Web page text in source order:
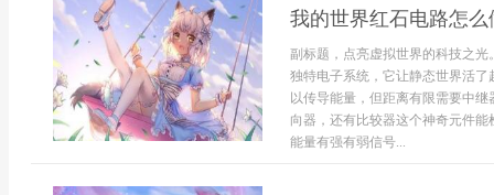
我的世界红石电路怎
副标题，点亮虚拟世界的科技之
独特电子系统，它让静态世界活
以传导能量，但距离有限需要中
向器，还有比较器这个神奇元件
能量有强有弱信号...